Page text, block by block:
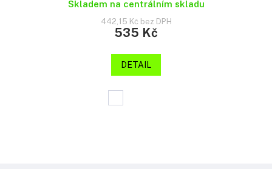
Skladem na centrálním skladu
442,15 Kč bez DPH
535 Kč
DETAIL